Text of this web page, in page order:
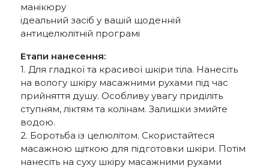
манікюру
ідеальний засіб у вашій щоденній
антицелюлітній програмі
Етапи нанесення:
1. Для гладкої та красивої шкіри тіла. Нанесіть
на вологу шкіру масажними рухами під час
прийняття душу. Особливу увагу приділіть
ступням, ліктям та колінам. Залишки змийте
водою.
2. Боротьба із целюлітом. Скористайтеся
масажною щіткою для підготовки шкіри. Потім
нанесіть на суху шкіру масажними рухами